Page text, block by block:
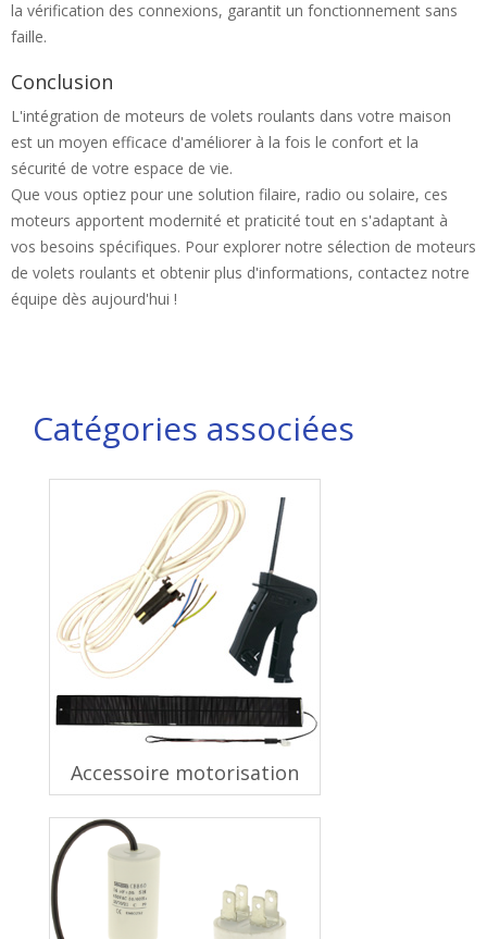
la vérification des connexions, garantit un fonctionnement sans
faille.
Conclusion
L'intégration de moteurs de volets roulants dans votre maison
est un moyen efficace d'améliorer à la fois le confort et la
sécurité de votre espace de vie.
Que vous optiez pour une solution filaire, radio ou solaire, ces
moteurs apportent modernité et praticité tout en s'adaptant à
vos besoins spécifiques. Pour explorer notre sélection de moteurs
de volets roulants et obtenir plus d'informations, contactez notre
équipe dès aujourd'hui !
Catégories associées
Accessoire motorisation